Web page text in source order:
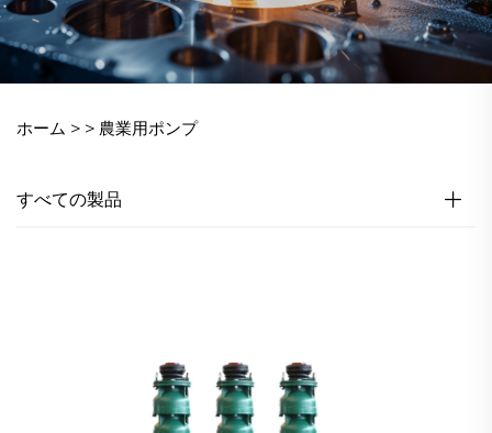
ホーム > > 農業用ポンプ
すべての製品